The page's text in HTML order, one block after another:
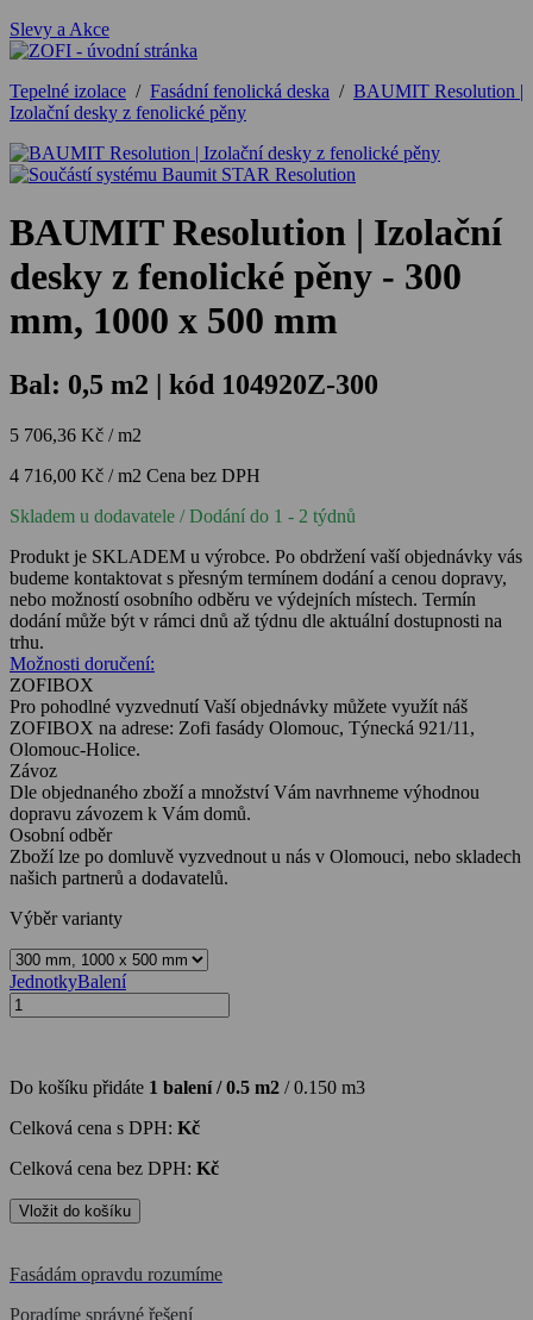
Slevy a Akce
Tepelné izolace / Fasádní fenolická deska / BAUMIT Resolution |
Izolační desky z fenolické pěny
BAUMIT Resolution | Izolační
desky z fenolické pěny - 300
mm, 1000 x 500 mm
Bal: 0,5 m2 | kód 104920Z-300
5 706,36 Kč / m2
4 716,00 Kč / m2 Cena bez DPH
Skladem u dodavatele / Dodání do 1 - 2 týdnů
Produkt je SKLADEM u výrobce. Po obdržení vaší objednávky vás
budeme kontaktovat s přesným termínem dodání a cenou dopravy,
nebo možností osobního odběru ve výdejních místech. Termín
dodání může být v rámci dnů až týdnu dle aktuální dostupnosti na
trhu.
Možnosti doručení:
ZOFIBOX
Pro pohodlné vyzvednutí Vaší objednávky můžete využít náš
ZOFIBOX na adrese: Zofi fasády Olomouc, Týnecká 921/11,
Olomouc-Holice.
Závoz
Dle objednaného zboží a množství Vám navrhneme výhodnou
dopravu závozem k Vám domů.
Osobní odběr
Zboží lze po domluvě vyzvednout u nás v Olomouci, nebo skladech
našich partnerů a dodavatelů.
Výběr varianty
JednotkyBalení
Do košíku přidáte 1 balení /0.5 m2 /0.150 m3
Celková cena s DPH: Kč
Celková cena bez DPH: Kč
Fasádám opravdu rozumíme
Poradíme správné řešení